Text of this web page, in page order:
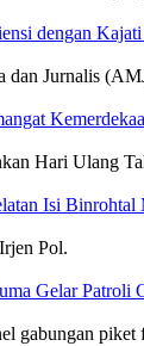
dengan
dan Jurnalis
Hari Ulang
Isi
Pol.
Gelar Patroli
gabungan